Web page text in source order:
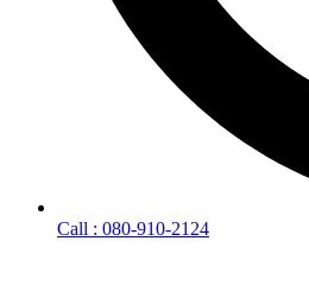
Call : 080-910-2124